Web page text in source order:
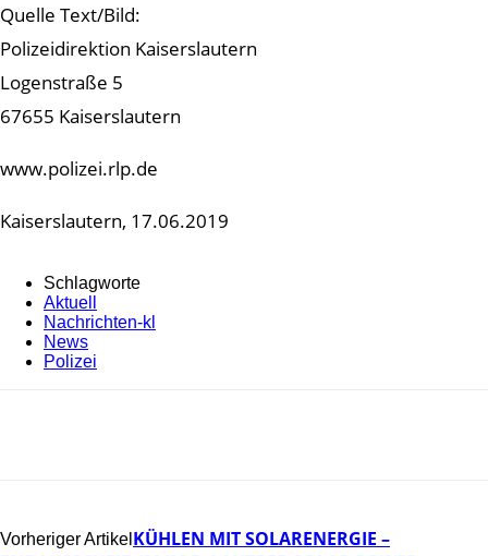
Quelle Text/Bild:
Polizeidirektion Kaiserslautern
Logenstraße 5
67655 Kaiserslautern
www.polizei.rlp.de
Kaiserslautern, 17.06.2019
Schlagworte
Aktuell
Nachrichten-kl
News
Polizei
Vorheriger Artikel KÜHLEN MIT SOLARENERGIE –